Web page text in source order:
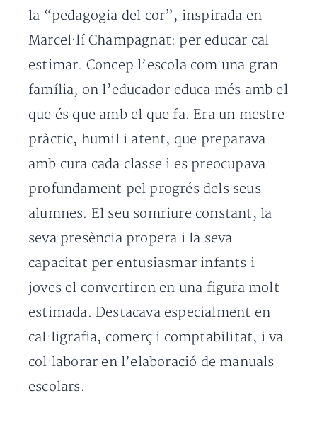
la “pedagogia del cor”, inspirada en
Marcel·lí Champagnat: per educar cal
estimar. Concep l’escola com una gran
família, on l’educador educa més amb el
que és que amb el que fa. Era un mestre
pràctic, humil i atent, que preparava
amb cura cada classe i es preocupava
profundament pel progrés dels seus
alumnes. El seu somriure constant, la
seva presència propera i la seva
capacitat per entusiasmar infants i
joves el convertiren en una figura molt
estimada. Destacava especialment en
cal·ligrafia, comerç i comptabilitat, i va
col·laborar en l’elaboració de manuals
escolars.